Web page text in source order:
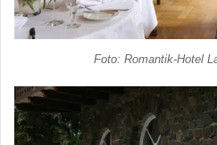
Foto: Romantik-Hotel